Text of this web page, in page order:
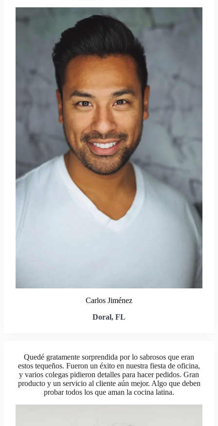
Carlos Jiménez
Doral, FL
Quedé gratamente sorprendida por lo sabrosos que eran
estos tequeños. Fueron un éxito en nuestra fiesta de oficina,
y varios colegas pidieron detalles para hacer pedidos. Gran
producto y un servicio al cliente aún mejor. Algo que deben
probar todos los que aman la cocina latina.